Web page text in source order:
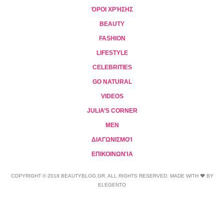
ΌΡΟΙ ΧΡΉΣΗΣ
BEAUTY
FASHION
LIFESTYLE
CELEBRITIES
GO NATURAL
VIDEOS
JULIA’S CORNER
MEN
ΔΙΑΓΩΝΙΣΜΟΊ
ΕΠΙΚΟΙΝΩΝΊΑ
COPYRIGHT © 2018 BEAUTYBLOG.GR. ALL RIGHTS RESERVED. MADE WITH ❤ BY
ELEGENTO